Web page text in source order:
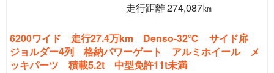
走行距離274,087㎞
6200ワイド 走行27.4万km Denso-32℃ サイド扉
ジョルダー4列 格納パワーゲート アルミホイール メ
ッキパーツ 積載5.2t 中型免許11t未満